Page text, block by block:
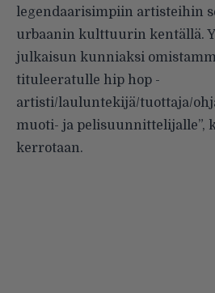
legendaarisimpiin artisteihin
urbaanin kulttuurin kentällä.
julkaisun kunniaksi
tituleeratulle hip hop -
artisti/lauluntekijä/tuottaja/
muoti- ja pelisuunnittelijalle”,
kerrotaan.